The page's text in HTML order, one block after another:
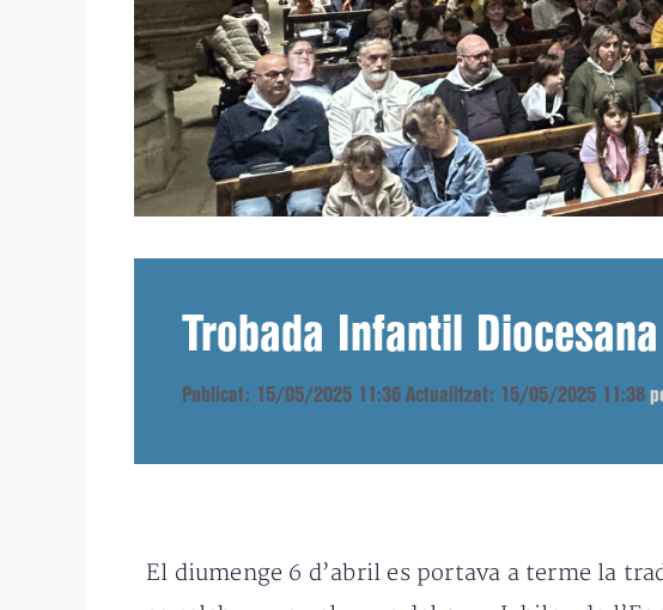
Trobada Infantil
Publicat: 15/05/2025 11:36 Actualitzat: 15/05/2025 11:38
El diumenge 6 d’abril es portava a terme la